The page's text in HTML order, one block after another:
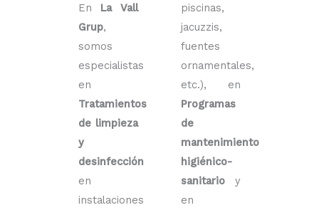
En La Vall
Grup,
somos
especialistas
en
Tratamientos
de limpieza
y
desinfección
en
instalaciones
piscinas,
jacuzzis,
fuentes
ornamentales,
etc.), en
Programas
de
mantenimiento
higiénico-
sanitario y
en